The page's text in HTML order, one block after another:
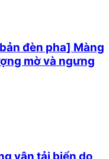
đèn pha] Màng
mờ và ngưng
vận tải biển do